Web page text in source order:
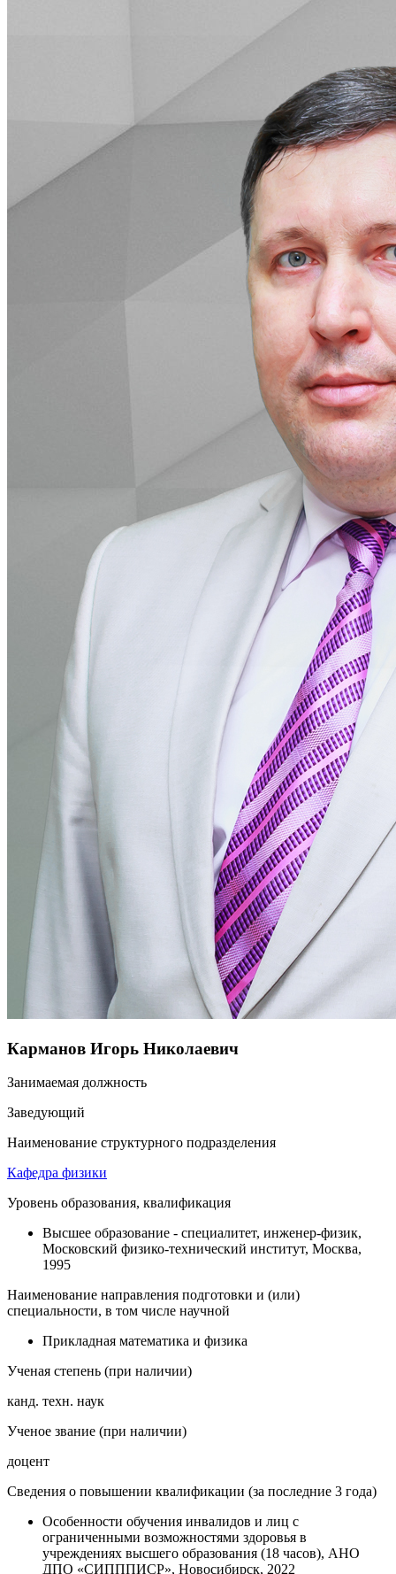
Карманов Игорь Николаевич
Занимаемая должность
Заведующий
Наименование структурного подразделения
Кафедра физики
Уровень образования, квалификация
Высшее образование - специалитет, инженер-физик,
Московский физико-технический институт, Москва,
1995
Наименование направления подготовки и (или)
специальности, в том числе научной
Прикладная математика и физика
Ученая степень (при наличии)
канд. техн. наук
Ученое звание (при наличии)
доцент
Сведения о повышении квалификации (за последние 3 года)
Особенности обучения инвалидов и лиц с
ограниченными возможностями здоровья в
учреждениях высшего образования (18 часов), АНО
ДПО «СИПППИСР», Новосибирск, 2022